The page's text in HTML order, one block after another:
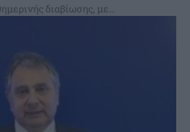
διαβίωσης, με...